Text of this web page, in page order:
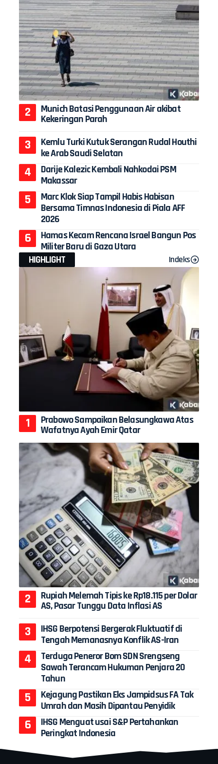
Munich Batasi Penggunaan Air akibat
Kekeringan Parah
Kemlu Turki Kutuk Serangan Rudal Houthi
ke Arab Saudi Selatan
Darije Kalezic Kembali Nahkodai PSM
Makassar
Marc Klok Siap Tampil Habis Habisan
Bersama Timnas Indonesia di Piala AFF
2026
Hamas Kecam Rencana Israel Bangun Pos
Militer Baru di Gaza Utara
HIGHLIGHT
Indeks
Prabowo Sampaikan Belasungkawa Atas
Wafatnya Ayah Emir Qatar
Rupiah Melemah Tipis ke Rp18.115 per Dolar
AS, Pasar Tunggu Data Inflasi AS
IHSG Berpotensi Bergerak Fluktuatif di
Tengah Memanasnya Konflik AS-Iran
Terduga Peneror Bom SDN Srengseng
Sawah Terancam Hukuman Penjara 20
Tahun
Kejagung Pastikan Eks Jampidsus FA Tak
Umrah dan Masih Dipantau Penyidik
IHSG Menguat usai S&P Pertahankan
Peringkat Indonesia